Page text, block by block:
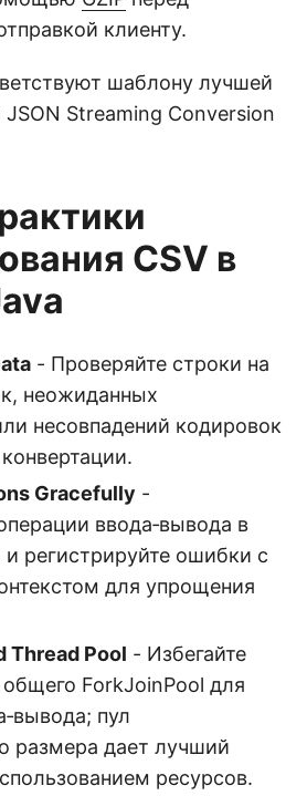
клиенту.
шаблону лучшей
JSON Streaming Conversion
CSV в
- Проверяйте строки на
неожиданных
несовпадений кодировок
Gracefully -
ввода‑вывода в
регистрируйте ошибки с
для упрощения
Thread Pool - Избегайте
ForkJoinPool для
пул
размера дает лучший
ресурсов.